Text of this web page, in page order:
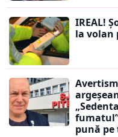
IREAL!
la volan
pună